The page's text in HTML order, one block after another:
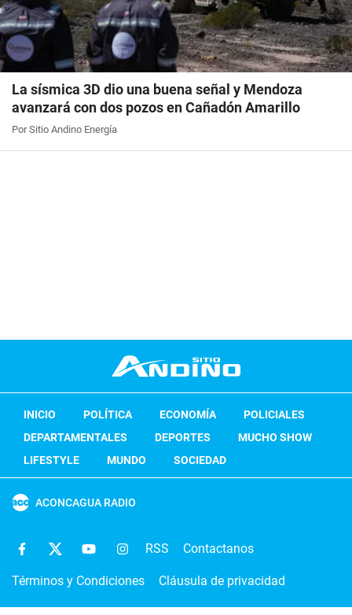
La sísmica 3D dio una buena señal y Mendoza
avanzará con dos pozos en Cañadón Amarillo
Por Sitio Andino Energía
INICIO POLÍTICA ECONOMÍA
POLICIALES
DEPARTAMENTALES
DEPORTES
MUCHO SHOW
LIFESTYLE
MUNDO SOCIEDAD
ACONCAGUA RADIO
RSS Contactanos
Términos y Condiciones Cláusula de privacidad